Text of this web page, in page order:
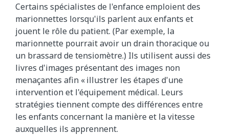
Certains spécialistes de l'enfance emploient des
marionnettes lorsqu'ils parlent aux enfants et
jouent le rôle du patient. (Par exemple, la
marionnette pourrait avoir un drain thoracique ou
un brassard de tensiomètre.) Ils utilisent aussi des
livres d'images présentant des images non
menaçantes afin « illustrer les étapes d'une
intervention et l'équipement médical. Leurs
stratégies tiennent compte des différences entre
les enfants concernant la manière et la vitesse
auxquelles ils apprennent.